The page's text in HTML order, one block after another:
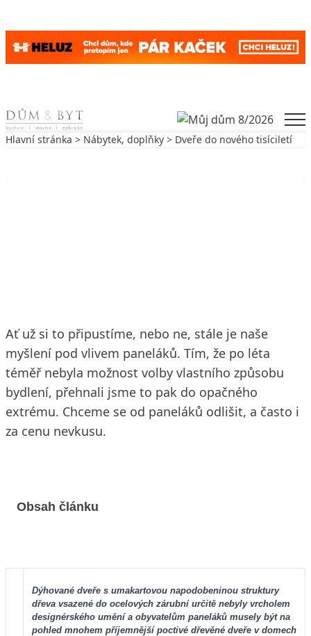
Skip to content
Hlavní stránka > Nábytek, doplňky > Dveře do nového tisíciletí
Ať už si to připustíme, nebo ne, stále je naše
myšlení pod vlivem paneláků. Tím, že po léta
téměř nebyla možnost volby vlastního způsobu
bydlení, přehnali jsme to pak do opačného
extrému. Chceme se od paneláků odlišit, a často i
za cenu nevkusu.
Obsah článku
Dýhované dveře s umakartovou napodobeninou struktury
dřeva vsazené do ocelových zárubní určitě nebyly vrcholem
designérského umění a obyvatelům paneláků musely být na
pohled mnohem příjemnější poctivé dřevěné dveře v domech